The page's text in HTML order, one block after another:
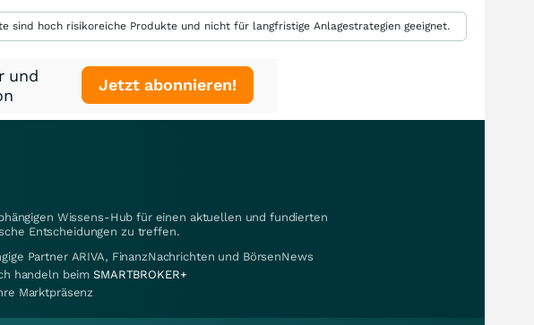
hoch risikoreiche Produkte und nicht für langfristige Anlagestrategien geeignet.
und
Jetzt abonnieren!
Wissens-Hub für einen aktuellen und fundierten
Entscheidungen zu treffen.
Partner ARIVA, FinanzNachrichten und BörsenNews
handeln beimSMARTBROKER+
Marktpräsenz